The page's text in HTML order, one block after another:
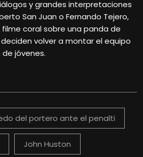
y grandes interpretaciones
San Juan o Fernando Tejero,
coral sobre una panda de
volver a montar el equipo
jóvenes.
del portero ante el penalti
John Huston